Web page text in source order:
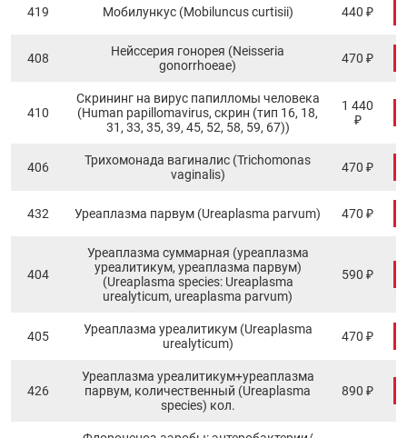
419 Мобилункус (Mobiluncus curtisii) 440 ₽
408
Нейссерия гонорея (Neisseria
gonorrhoeae)
470 ₽
410
Скрининг на вирус папилломы человека
(Human papillomavirus, скрин (тип 16, 18,
31, 33, 35, 39, 45, 52, 58, 59, 67))
1 440
₽
406
Трихомонада вагиналис (Trichomonas
vaginalis)
470 ₽
432 Уреаплазма парвум (Ureaplasma parvum) 470 ₽
404
Уреаплазма суммарная (уреаплазма
уреалитикум, уреаплазма парвум)
(Ureaplasma species: Ureaplasma
urealyticum, ureaplasma parvum)
590 ₽
405
Уреаплазма уреалитикум (Ureaplasma
urealyticum)
470 ₽
426
Уреаплазма уреалитикум+уреаплазма
парвум, количественный (Ureaplasma
species) кол.
890 ₽